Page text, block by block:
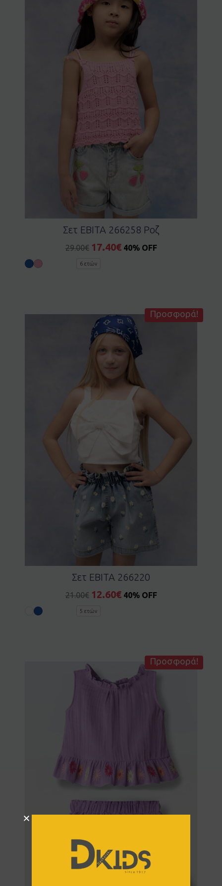
Σετ EBITA 266258 Ροζ
29.00€ 17.40€ 40% OFF
6 ετών
Προσφορά!
Σετ EBITA 266220
21.00€ 12.60€ 40% OFF
5 ετών
Προσφορά!